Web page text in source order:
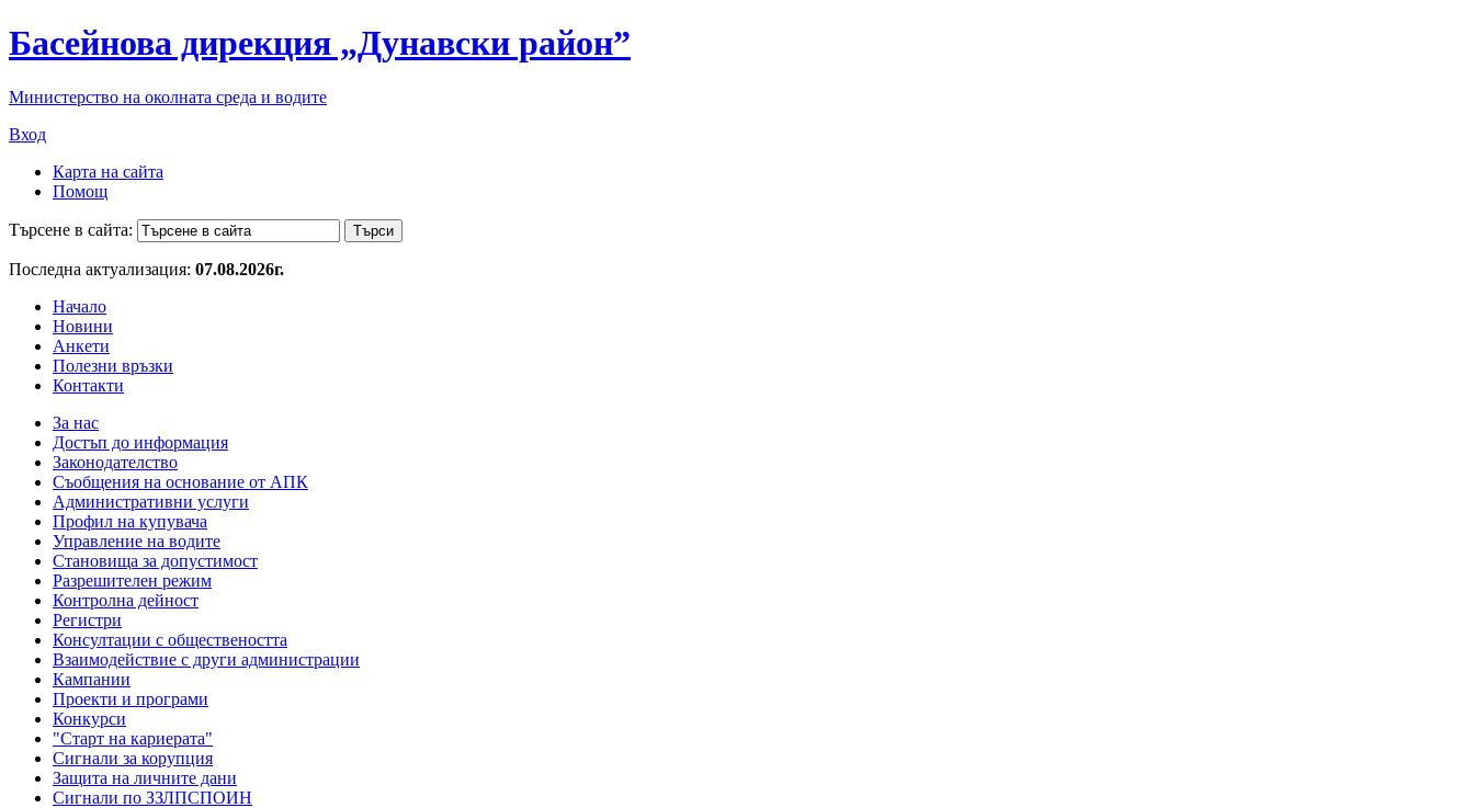
Басейнова дирекция „Дунавски район”
Министерство на околната среда и водите
Вход
Карта на сайта
Помощ
Търсене в сайта:
Последна актуализация: 07.08.2026г.
Начало
Новини
Анкети
Полезни връзки
Контакти
За нас
Достъп до информация
Законодателство
Съобщения на основание от АПК
Административни услуги
Профил на купувача
Управление на водите
Становища за допустимост
Разрешителен режим
Контролна дейност
Регистри
Консултации с обществеността
Взаимодействие с други администрации
Кампании
Проекти и програми
Конкурси
"Старт на кариерата"
Сигнали за корупция
Защита на личните дани
Сигнали по ЗЗЛПСПОИН